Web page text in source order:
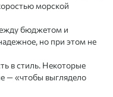
морской
бюджетом и
но при этом не
в стиль. Некоторые
— «чтобы выглядело